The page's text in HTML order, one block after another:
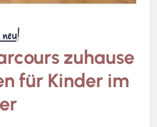
zuhause
für Kinder im